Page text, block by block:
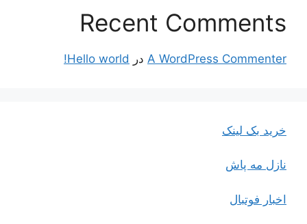
Recent Comments
A WordPress Commenter در Hello world!
خرید بک لینک
نازل مه پاش
اخبار فوتبال